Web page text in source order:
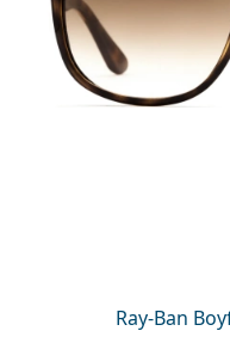
Ray-Ban